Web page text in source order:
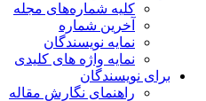
کلیه شماره‌های مجله
آخرین شماره
نمایه نویسندگان
نمایه واژه های کلیدی
برای نویسندگان
راهنمای نگارش مقاله